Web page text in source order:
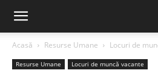
Acasă Resurse Umane Locuri de
Resurse Umane Locuri de muncă vacante